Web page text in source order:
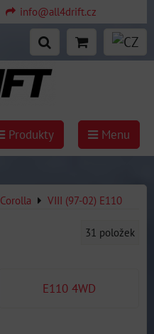
info@all4drift.cz
Produkty Menu
Corolla VIII (97-02) E110
31 položek
E110 4WD